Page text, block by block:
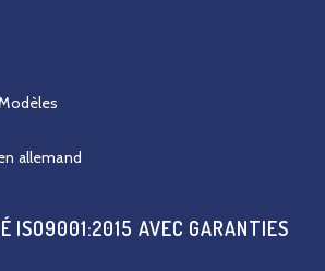
allemand
ISO9001:2015 AVEC GARANTIES